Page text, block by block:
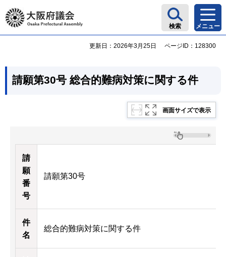
大阪府議会
検索 メニュー
更新日：2026年3月25日 ページID：128300
請願第30号 総合的難病対策に関する件
画面サイズで表示
請
願
番
号
請願第30号
件
名
総合的難病対策に関する件